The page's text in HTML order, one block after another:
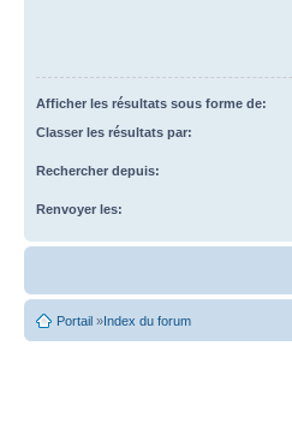
Afficher les résultats sous forme de:
Classer les résultats par:
Rechercher depuis:
Renvoyer les:
Portail »Index du forum